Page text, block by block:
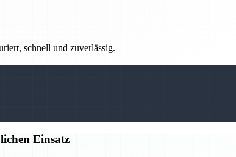
schnell und zuverlässig.
Einsatz